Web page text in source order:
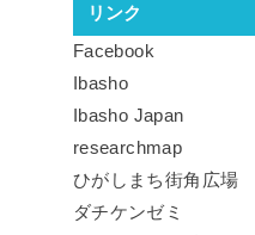
リンク
Facebook
Ibasho
Ibasho Japan
researchmap
ひがしまち街角広場
ダチケンゼミ